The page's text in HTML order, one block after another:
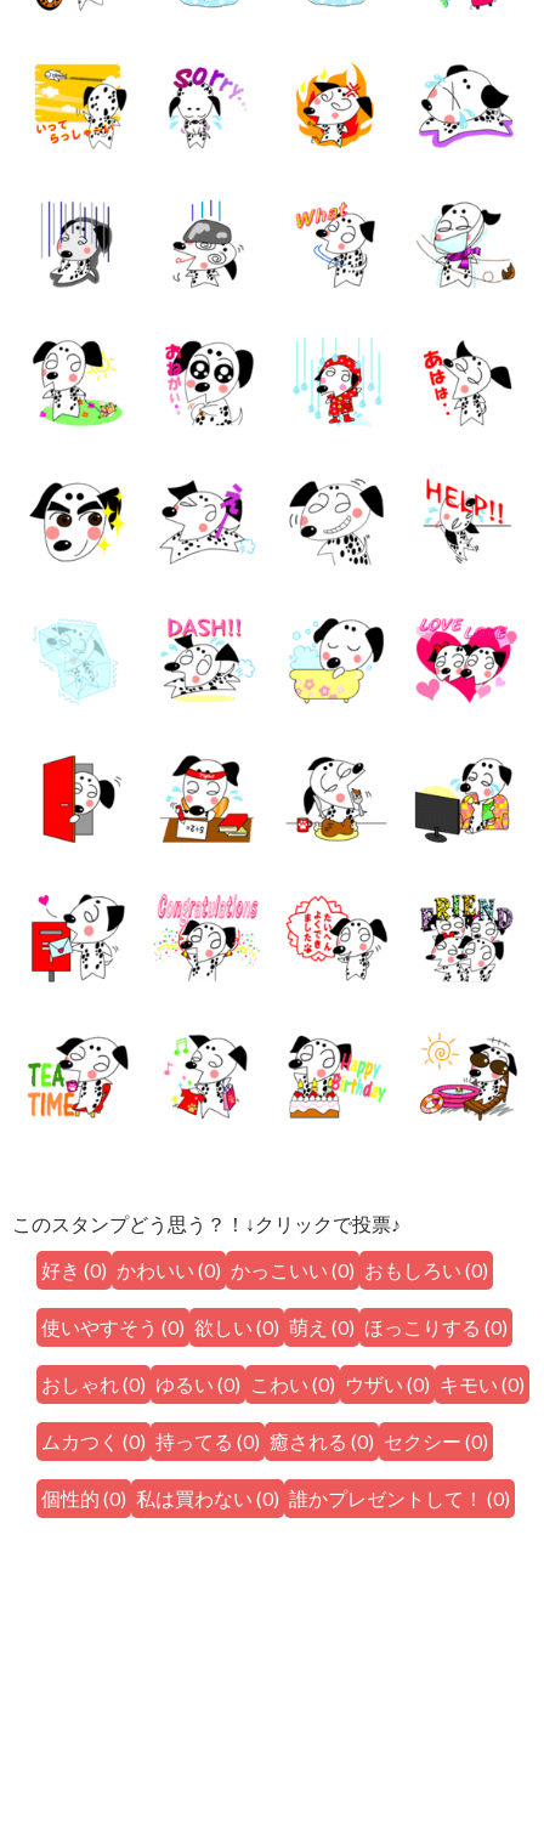
このスタンプどう思う？！↓クリックで投票♪
好き (0) かわいい (0) かっこいい (0) おもしろい (0)
使いやすそう (0) 欲しい (0) 萌え (0) ほっこりする (0)
おしゃれ(0) ゆるい (0) こわい (0) ウザい (0) キモい (0)
ムカつく (0) 持ってる (0) 癒される (0) セクシー (0)
個性的 (0) 私は買わない (0) 誰かプレゼントして！ (0)